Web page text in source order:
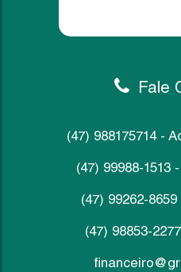
Fale
(47) 988175714 -
(47) 99988-1513
(47) 99262-
(47) 98853-